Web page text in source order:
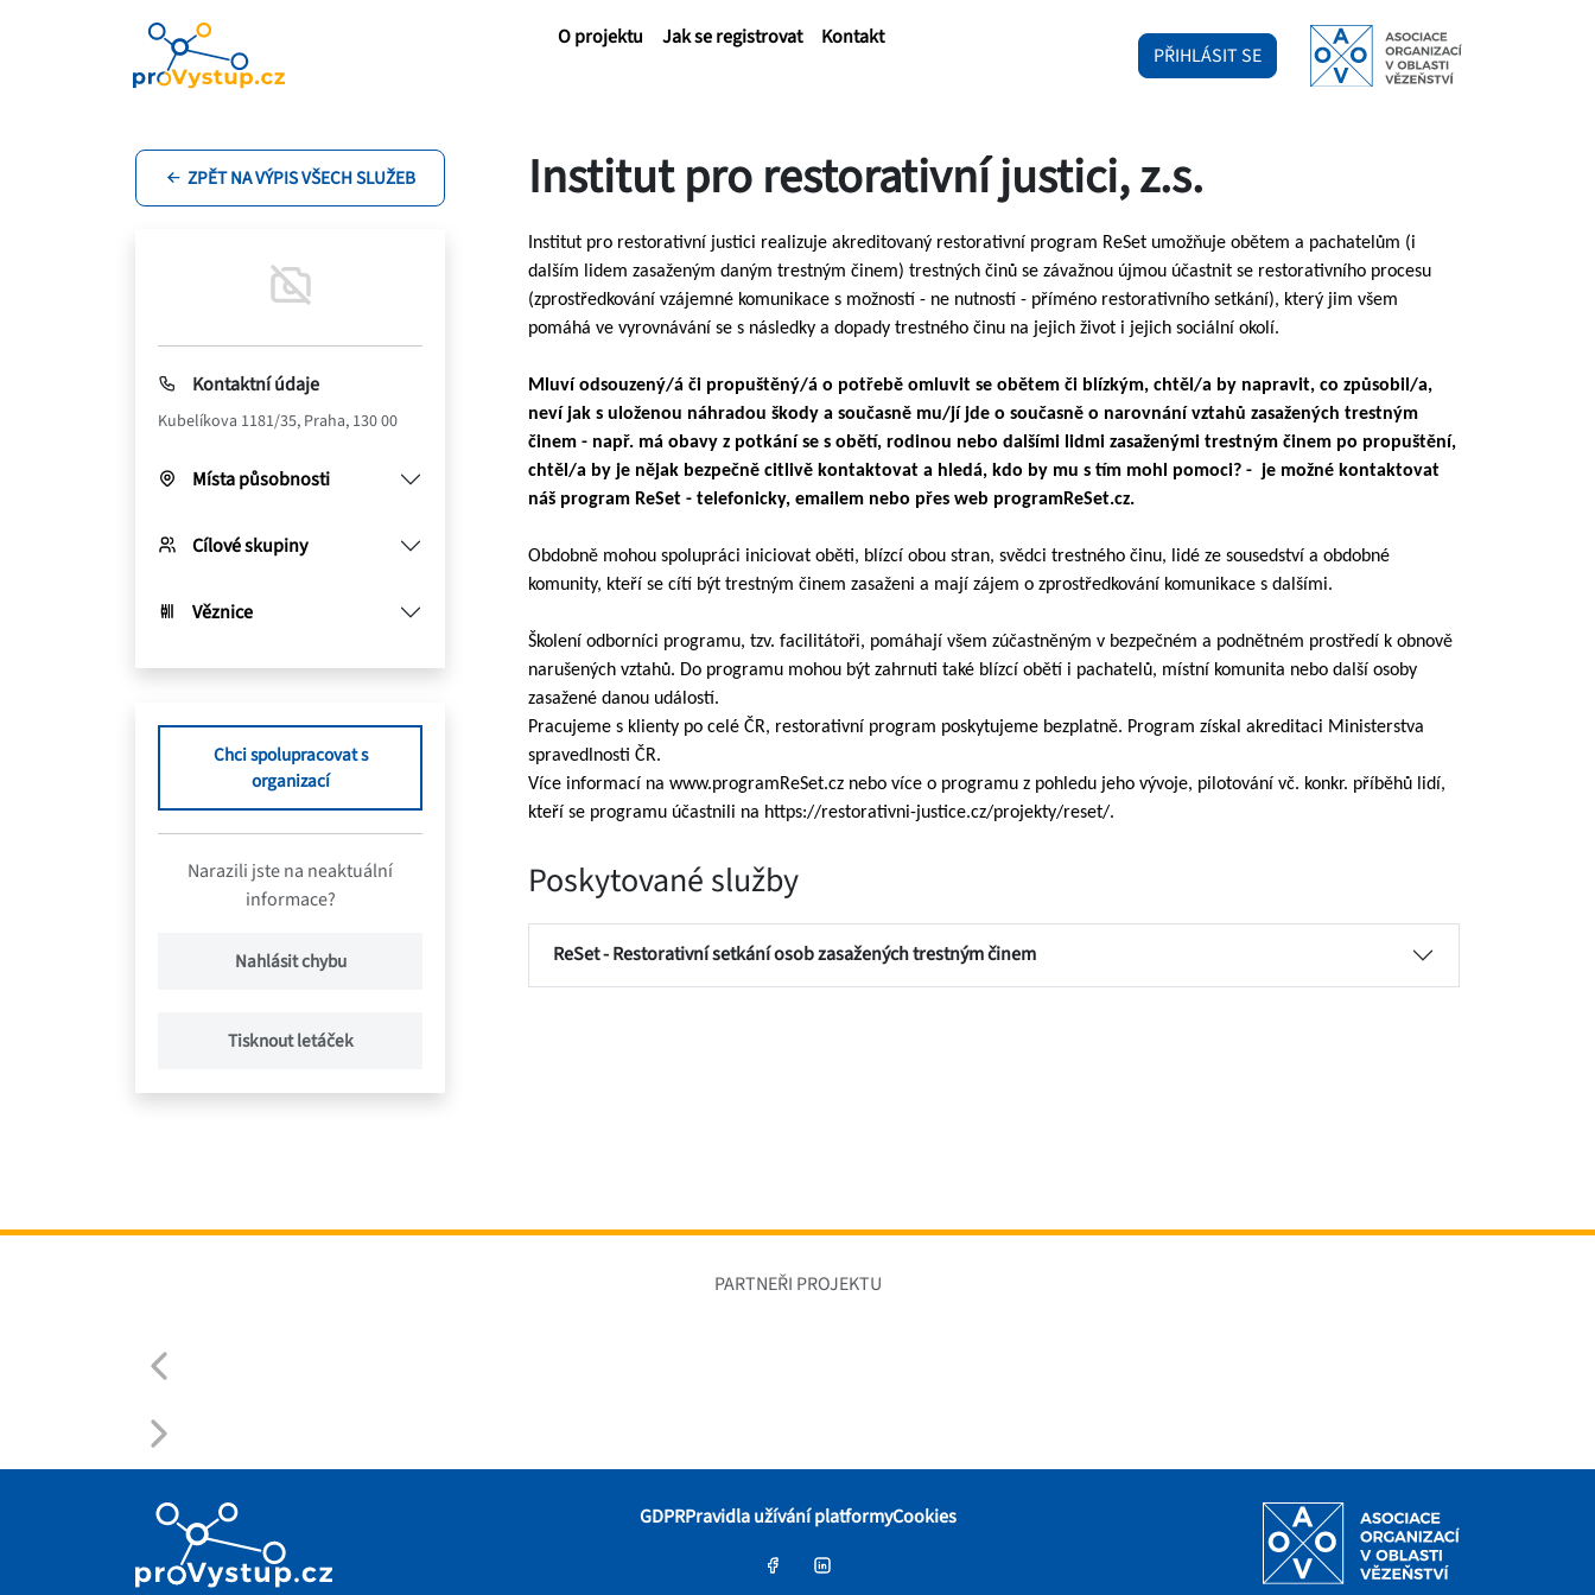
PŘIHLÁSIT SE
O projektu Jak se registrovat Kontakt
ZPĚT NA VÝPIS VŠECH SLUŽEB
Kontaktní údaje
Kubelíkova 1181/35, Praha, 130 00
Místa působnosti
Cílové skupiny
Věznice
Chci spolupracovat s
organizací
Narazili jste na neaktuální
informace?
Nahlásit chybu
Tisknout letáček
Institut pro restorativní justici, z.s.
Institut pro restorativní justici realizuje akreditovaný restorativní program ReSet umožňuje obětem a pachatelům (i
dalším lidem zasaženým daným trestným činem) trestných činů se závažnou újmou účastnit se restorativního procesu
(zprostředkování vzájemné komunikace s možností - ne nutností - příméno restorativního setkání), který jim všem
pomáhá ve vyrovnávání se s následky a dopady trestného činu na jejich život i jejich sociální okolí.
Mluví odsouzený/á či propuštěný/á o potřebě omluvit se obětem či blízkým, chtěl/a by napravit, co způsobil/a,
neví jak s uloženou náhradou škody a současně mu/jí jde o současně o narovnání vztahů zasažených trestným
činem - např. má obavy z potkání se s obětí, rodinou nebo dalšími lidmi zasaženými trestným činem po propuštění,
chtěl/a by je nějak bezpečně citlivě kontaktovat a hledá, kdo by mu s tím mohl pomoci? - je možné kontaktovat
náš program ReSet - telefonicky, emailem nebo přes web programReSet.cz.
Obdobně mohou spolupráci iniciovat oběti, blízcí obou stran, svědci trestného činu, lidé ze sousedství a obdobné
komunity, kteří se cítí být trestným činem zasaženi a mají zájem o zprostředkování komunikace s dalšími.
Školení odborníci programu, tzv. facilitátoři, pomáhají všem zúčastněným v bezpečném a podnětném prostředí k obnově
narušených vztahů. Do programu mohou být zahrnuti také blízcí obětí i pachatelů, místní komunita nebo další osoby
zasažené danou událostí.
Pracujeme s klienty po celé ČR, restorativní program poskytujeme bezplatně. Program získal akreditaci Ministerstva
spravedlnosti ČR.
Více informací na www.programReSet.cz nebo více o programu z pohledu jeho vývoje, pilotování vč. konkr. příběhů lidí,
kteří se programu účastnili na https://restorativni-justice.cz/projekty/reset/.
Poskytované služby
ReSet - Restorativní setkání osob zasažených trestným činem
PARTNEŘI PROJEKTU
GDPRPravidla užívání platformyCookies